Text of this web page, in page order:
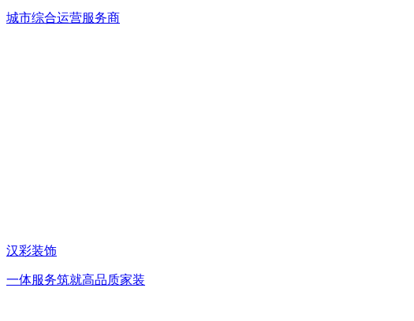
城市综合运营服务商
汉彩装饰
一体服务筑就高品质家装